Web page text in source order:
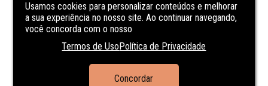
Interfone
Piscina
Playground
Usamos cookies para personalizar conteúdos e melhorar
a sua experiência no nosso site. Ao continuar navegando,
você concorda com o nosso
Termos de UsoPolítica de Privacidade
Concordar